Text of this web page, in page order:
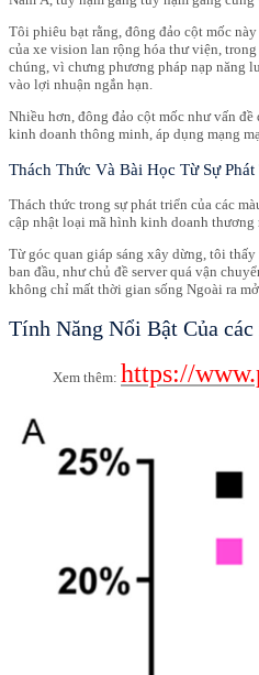
Tôi phiêu bạt rằng, đông đảo cột mốc
của xe vision lan rộng hóa thư viện,
chúng, vì chưng phương pháp nạp năng
vào lợi nhuận ngắn hạn.
Nhiều hơn, đông đảo cột mốc như vấn
kinh doanh thông minh, áp dụng mạng
Thách Thức Và Bài Học Từ Sự Phát
Thách thức trong sự phát triển của các
cập nhật loại mã hình kinh doanh
Từ góc quan giáp sáng xây dừng, tôi
ban đầu, như chủ đề server quá vận
không chỉ mất thời gian sống Ngoài ra
Tính Năng Nổi Bật Của
Xem thêm: https://